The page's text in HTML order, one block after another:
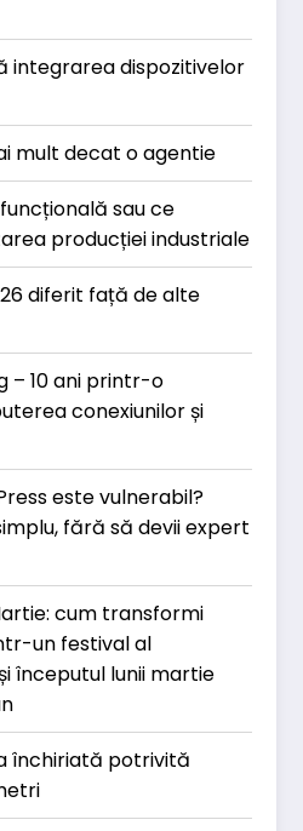
integrarea dispozitivelor
mult decat o agentie
sau ce
producției industriale
diferit față de alte
– 10 ani printr-o
conexiunilor și
este vulnerabil?
fără să devii expert
cum transformi
un festival al
începutul lunii martie
închiriată potrivită